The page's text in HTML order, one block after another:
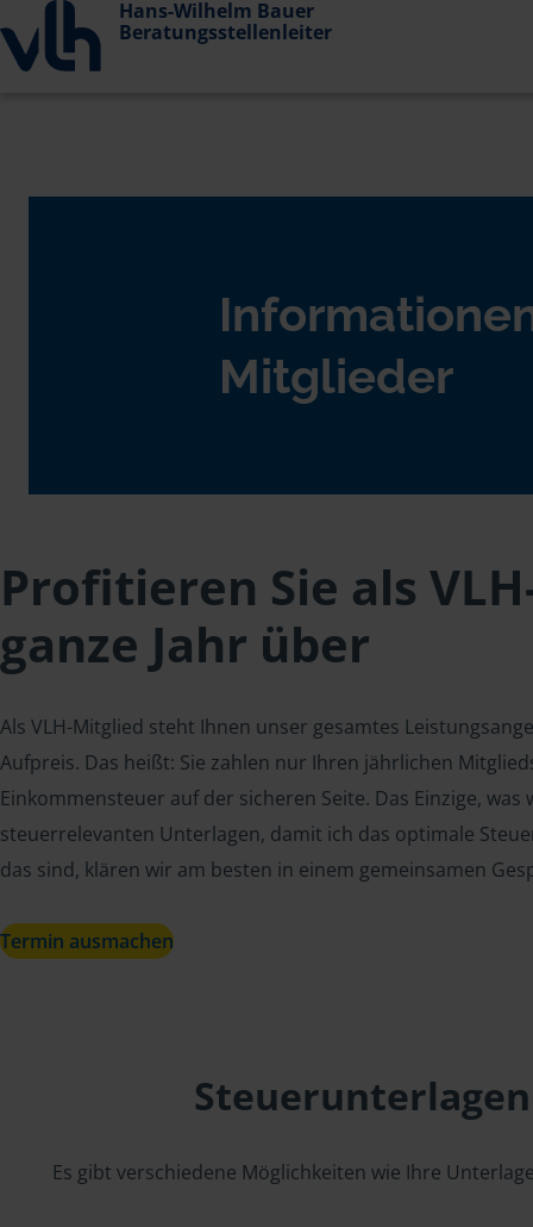
Hans-Wilhelm Bauer
Beratungsstellenleiter
Mitglieder
Profitieren Sie als
ganze Jahr über
Als VLH-Mitglied steht Ihnen unser gesamtes
Aufpreis. Das heißt: Sie zahlen nur Ihren jährlichen
Einkommensteuer auf der sicheren Seite. Das Einzige,
steuerrelevanten Unterlagen, damit ich das optimale
das sind, klären wir am besten in einem gemeinsamen
Termin ausmachen
Es gibt verschiedene Möglichkeiten wie Ihre